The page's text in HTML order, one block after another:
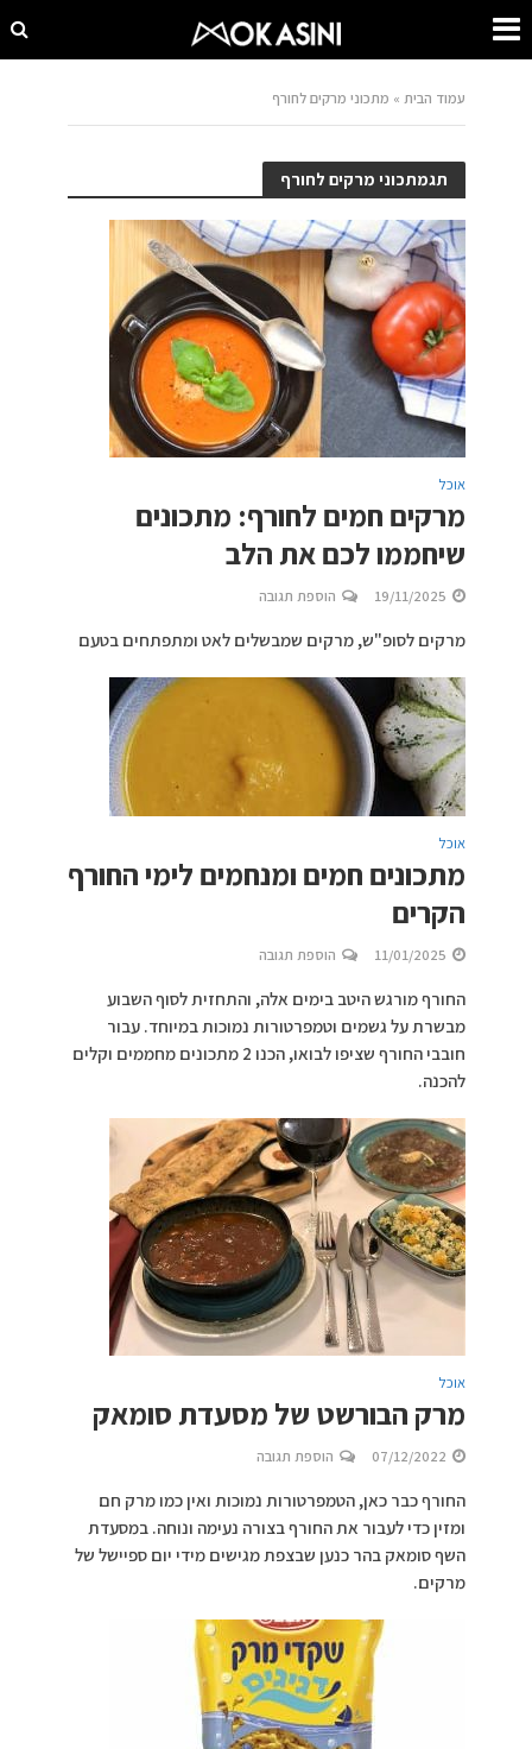
עמוד הבית » מתכוני מרקים לחורף
תגמתכוני מרקים לחורף
אוכל
מרקים חמים לחורף: מתכונים
שיחממו לכם את הלב
19/11/2025 הוספת תגובה
מרקים לסופ"ש, מרקים שמבשלים לאט ומתפתחים בטעם
אוכל
מתכונים חמים ומנחמים לימי החורף
הקרים
11/01/2025 הוספת תגובה
החורף מורגש היטב בימים אלה, והתחזית לסוף השבוע
מבשרת על גשמים וטמפרטורות נמוכות במיוחד. עבור
חובבי החורף שציפו לבואו, הכנו 2 מתכונים מחממים וקלים
להכנה.
אוכל
מרק הבורשט של מסעדת סומאק
07/12/2022 הוספת תגובה
החורף כבר כאן, הטמפרטורות נמוכות ואין כמו מרק חם
ומזין כדי לעבור את החורף בצורה נעימה ונוחה. במסעדת
השף סומאק בהר כנען שבצפת מגישים מידי יום ספיישל של
מרקים.